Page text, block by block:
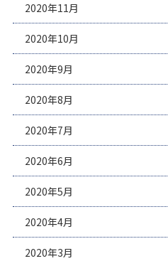
2020年11月
2020年10月
2020年9月
2020年8月
2020年7月
2020年6月
2020年5月
2020年4月
2020年3月